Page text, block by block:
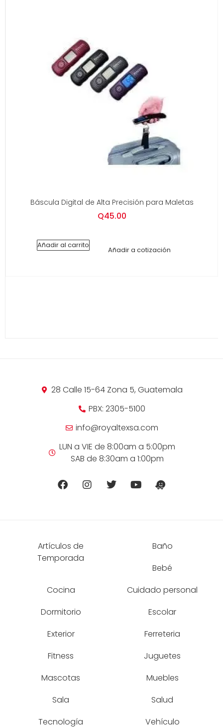
Báscula Digital de Alta Precisión para Maletas
Q45.00
Añadir al carrito
Añadir a cotización
28 Calle 15-64 Zona 5, Guatemala
PBX: 2305-5100
info@royaltexsa.com
LUN a VIE de 8:00am a 5:00pm
SAB de 8:30am a 1:00pm
Artículos de
Temporada
Baño
Bebé
Cocina
Cuidado personal
Dormitorio
Escolar
Exterior
Ferreteria
Fitness
Juguetes
Mascotas
Muebles
Sala
Salud
Tecnología
Vehículo